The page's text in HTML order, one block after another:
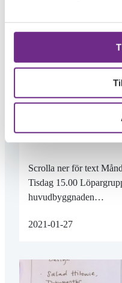
Scrolla ner för text
Tisdag 15.00
huvudbyggnaden…
2021-01-27